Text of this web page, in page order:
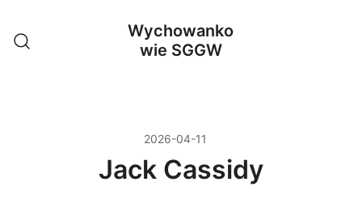
treści
Wychowanko
wie SGGW
2026-04-11
Jack Cassidy